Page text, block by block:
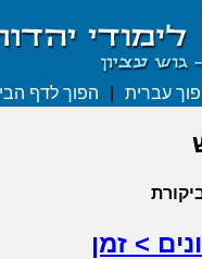
עברית הפוך לדף
> זמן